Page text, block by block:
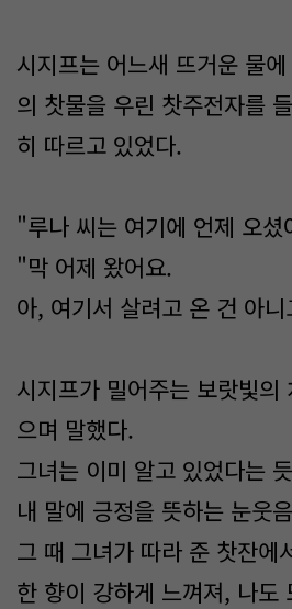
시지프는 어느새 뜨거운 물
의 찻물을 우린 찻주전자를
히 따르고 있었다.
"루나 씨는 여기에 언제 오셨
"막 어제 왔어요.
아, 여기서 살려고 온 건 아
시지프가 밀어주는 보랏빛의
으며 말했다.
그녀는 이미 알고 있었다는
내 말에 긍정을 뜻하는 눈웃
그 때 그녀가 따라 준 찻잔에
한 향이 강하게 느껴져, 나도